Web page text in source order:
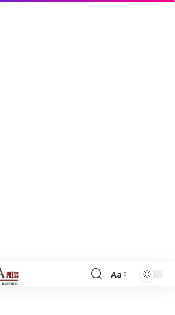
Font
Aa